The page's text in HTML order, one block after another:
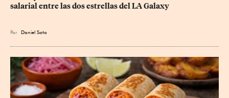
salarial entre las dos estrellas del LA Galaxy
Por Daniel Soto